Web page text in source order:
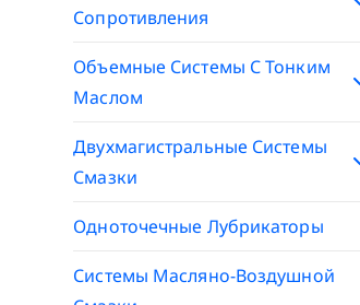
Сопротивления
Объемные Системы С Тонким
Маслом
Двухмагистральные Системы
Смазки
Одноточечные Лубрикаторы
Системы Масляно-Воздушной